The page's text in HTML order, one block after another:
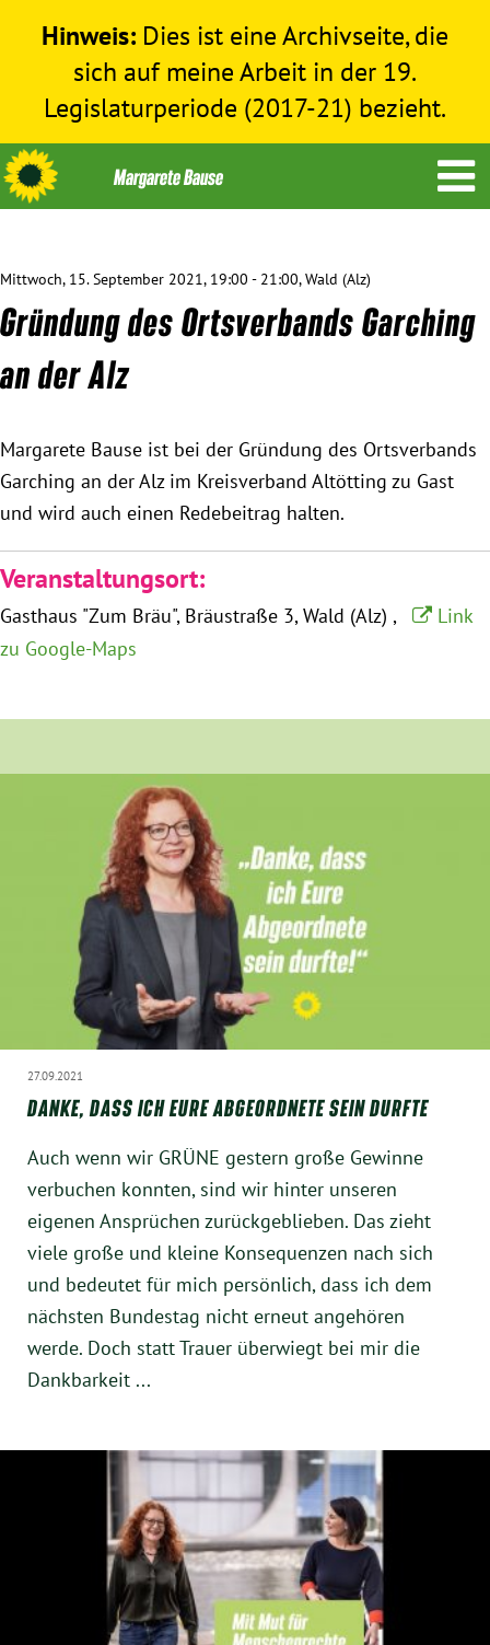
Hinweis: Dies ist eine Archivseite, die
sich auf meine Arbeit in der 19.
Legislaturperiode (2017-21) bezieht.
Themen
Menschenrechte
Bundestag 2017-2021
humanitäre Hilfe
Mein Abstimmungsverhalten
Praktikum
Patenschaftsprogramm
München
Kontakt
Presse
Termine
Twitter
YouTube
Mittwoch, 15. September 2021, 19:00 - 21:00, Wald (Alz)
Gründung des Ortsverbands Garching
an der Alz
Margarete Bause ist bei der Gründung des Ortsverbands
Garching an der Alz im Kreisverband Altötting zu Gast
und wird auch einen Redebeitrag halten.
Veranstaltungsort:
Gasthaus "Zum Bräu" Bräustraße 3 Wald (Alz)
Link
zu Google-Maps
27.09.2021
DANKE, DASS ICH EURE ABGEORDNETE SEIN DURFTE
Auch wenn wir GRÜNE gestern große Gewinne
verbuchen konnten, sind wir hinter unseren
eigenen Ansprüchen zurückgeblieben. Das zieht
viele große und kleine Konsequenzen nach sich
und bedeutet für mich persönlich, dass ich dem
nächsten Bundestag nicht erneut angehören
werde. Doch statt Trauer überwiegt bei mir die
Dankbarkeit ...